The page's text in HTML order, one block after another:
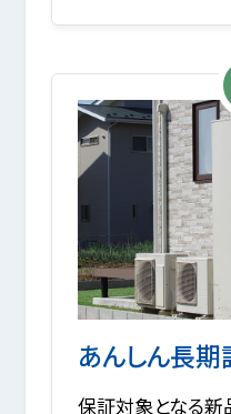
あんしん長
保証対象となる